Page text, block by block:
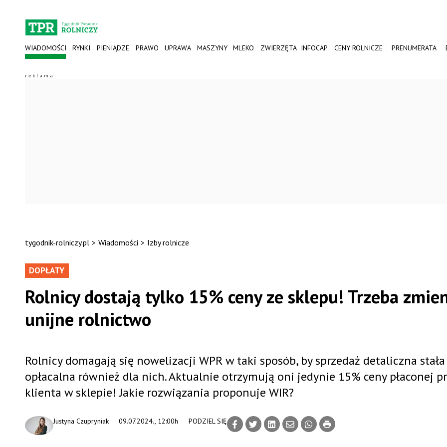
WIADOMOŚCI RYNKI PIENIĄDZE PRAWO UPRAWA MASZYNY MLEKO ZWIERZĘTA INFOCAP CENY ROLNICZE PRENUMERATA
tygodnik-rolniczy.pl > Wiadomości > Izby rolnicze
DOPŁATY
Rolnicy dostają tylko 15% ceny ze sklepu! Trzeba
unijne rolnictwo
09.07.2024., 12:00h
Justyna Czupryniak PODZIEL SIĘ
Rolnicy domagają się nowelizacji WPR w taki sposób, by sprzedaż detaliczna
opłacalna również dla nich. Aktualnie otrzymują oni jedynie 15% ceny płaconej
klienta w sklepie! Jakie rozwiązania proponuje WIR?